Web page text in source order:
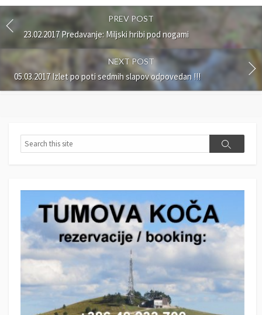
PREV POST
23.02.2017 Predavanje: Miljski hribi pod nogami
NEXT POST
05.03.2017 Izlet po poti sedmih slapov odpovedan !!!
e
S
c